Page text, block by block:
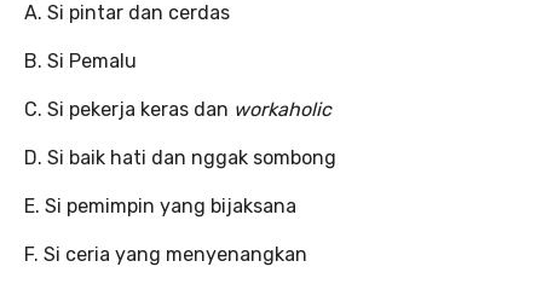
A. Si pintar dan cerdas
B. Si Pemalu
C. Si pekerja keras dan workaholic
D. Si baik hati dan nggak sombong
E. Si pemimpin yang bijaksana
F. Si ceria yang menyenangkan